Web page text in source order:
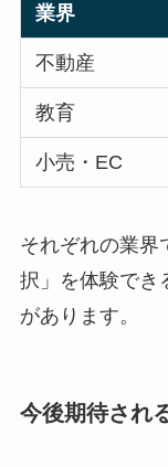
業界
不動産
教育
小売・EC
それぞれの業界
択」を体験でき
があります。
今後期待され